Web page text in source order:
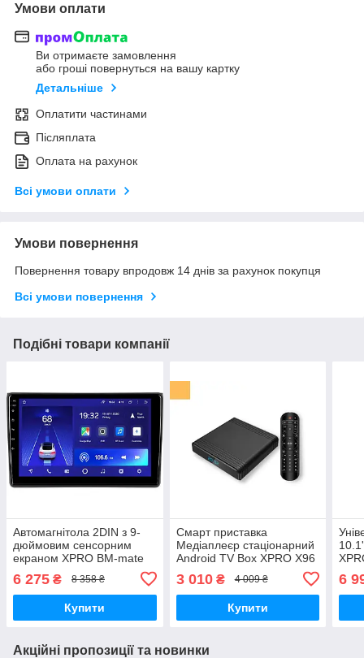
Умови оплати
Ви отримаєте замовлення
або гроші повернуться на вашу картку
Детальніше
Оплатити частинами
Післяплата
Оплата на рахунок
Всі умови оплати
Умови повернення
Повернення товару впродовж 14 днів за рахунок покупця
Всі умови повернення
Подібні товари компанії
Автомагнітола 2DIN з 9-
дюймовим сенсорним
екраном XPRO BM-mate
процесор 2+32GB 4G
Android 10.0 (43891-BM-
6 275 ₴ 8 358 ₴
Купити
Смарт приставка
Медіаплеєр стаціонарний
Android TV Box XPRO X96
(X96 Air)
3 010₴ 4 009 ₴
Купити
6
Акційні пропозиції та новинки